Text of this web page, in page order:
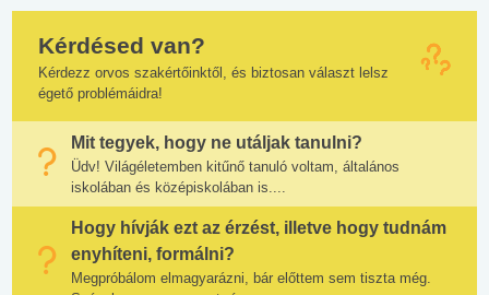
Kérdésed van?
Kérdezz orvos szakértőinktől, és biztosan választ lelsz
égető problémáidra!
Mit tegyek, hogy ne utáljak tanulni?
Üdv! Világéletemben kitűnő tanuló voltam, általános
iskolában és középiskolában is....
Hogy hívják ezt az érzést, illetve hogy tudnám
enyhíteni, formálni?
Megpróbálom elmagyarázni, bár előttem sem tiszta még.